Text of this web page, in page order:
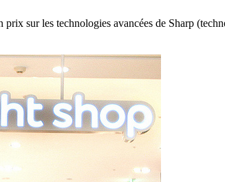
sur les technologies avancées de Sharp